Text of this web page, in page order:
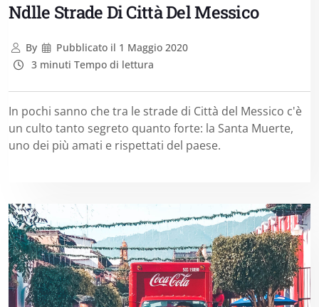
Ndlle Strade Di Città Del Messico
By Pubblicato il 1 Maggio 2020
3 minuti Tempo di lettura
In pochi sanno che tra le strade di Città del Messico c'è
un culto tanto segreto quanto forte: la Santa Muerte,
uno dei più amati e rispettati del paese.